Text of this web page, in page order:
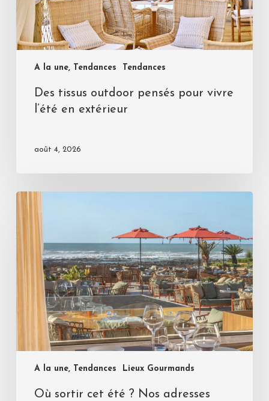
A la une, Tendances Tendances
Des tissus outdoor pensés pour vivre
l’été en extérieur
août 4, 2026
A la une, Tendances Lieux Gourmands
Où sortir cet été ? Nos adresses